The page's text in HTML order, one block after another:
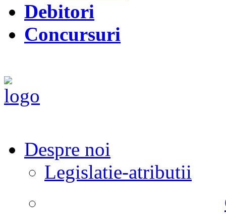
Debitori
Concursuri
Despre noi
Legislatie-atributii